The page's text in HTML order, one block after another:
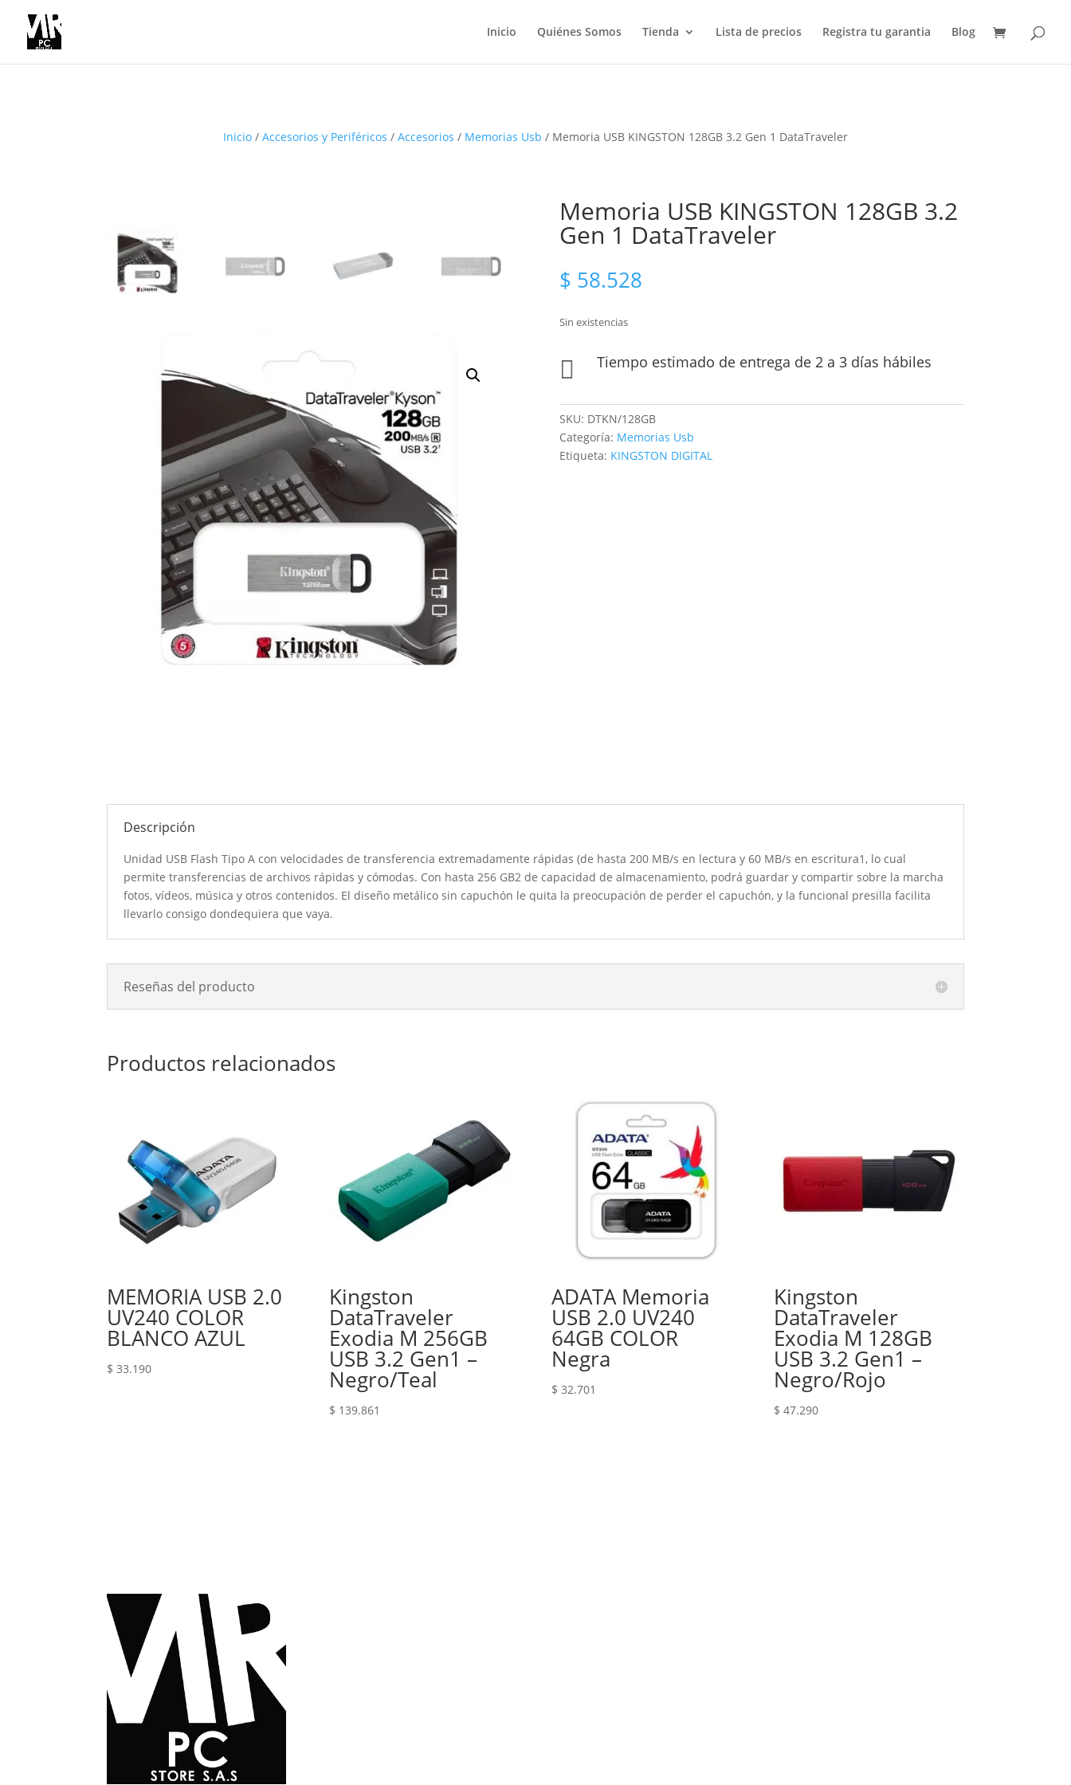
Inicio Quiénes Somos Tienda Lista de precios Registra tu garantia Blog
Inicio / Accesorios y Periféricos / Accesorios / Memorias Usb / Memoria USB KINGSTON 128GB 3.2 Gen 1 DataTraveler
Memoria USB KINGSTON 128GB 3.2
Gen 1 DataTraveler
$ 58.528
Sin existencias
 Tiempo estimado de entrega de 2 a 3 días hábiles
SKU: DTKN/128GB
Categoría: Memorias Usb
Etiqueta: KINGSTON DIGITAL
Descripción
Unidad USB Flash Tipo A con velocidades de transferencia extremadamente rápidas (de hasta 200 MB/s en lectura y 60 MB/s en escritura1, lo cual
permite transferencias de archivos rápidas y cómodas. Con hasta 256 GB2 de capacidad de almacenamiento, podrá guardar y compartir sobre la marcha
fotos, vídeos, música y otros contenidos. El diseño metálico sin capuchón le quita la preocupación de perder el capuchón, y la funcional presilla facilita
llevarlo consigo dondequiera que vaya.
Reseñas del producto
Productos relacionados
MEMORIA USB 2.0
UV240 COLOR
BLANCO AZUL
$ 33.190
Kingston
DataTraveler
Exodia M 256GB
USB 3.2 Gen1 –
Negro/Teal
$ 139.861
ADATA Memoria
USB 2.0 UV240
64GB COLOR
Negra
$ 32.701
Kingston
DataTraveler
Exodia M 128GB
USB 3.2 Gen1 –
Negro/Rojo
$ 47.290